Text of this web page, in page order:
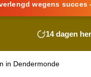
wegens
14 dagen
in Dendermonde